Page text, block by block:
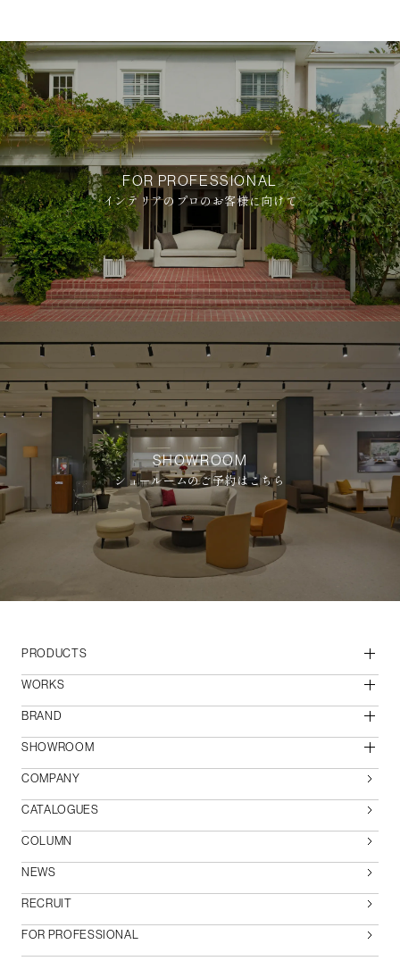
FOR PROFESSIONAL
インテリアのプロのお客様に向けて
SHOWROOM
ショールームのご予約はこちら
PRODUCTS
WORKS
BRAND
SHOWROOM
COMPANY
CATALOGUES
COLUMN
NEWS
RECRUIT
FOR PROFESSIONAL